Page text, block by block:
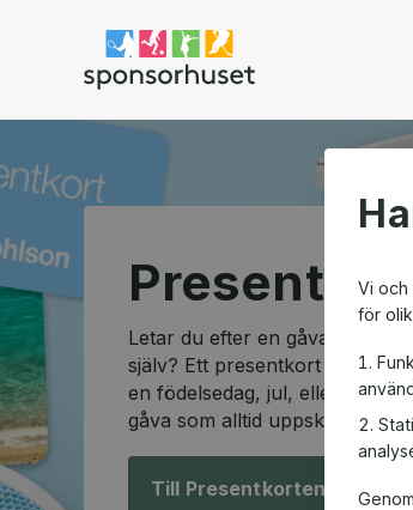
Vi och
för
Sponsorhuset
Letar du efter en gåva som
själv? Ett presentkort är den
en födelsedag, jul, eller en
gåva som alltid uppskattas.
Till Presentkorten!